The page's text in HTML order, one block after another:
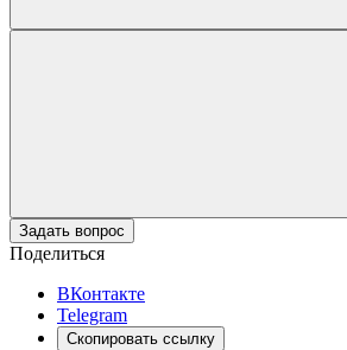
Задать вопрос
Поделиться
ВКонтакте
Telegram
Скопировать ссылку